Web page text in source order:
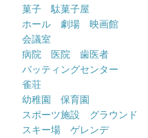
菓子 駄菓子屋
ホール 劇場 映画館
会議室
病院 医院 歯医者
バッティングセンター
雀荘
幼稚園 保育園
スポーツ施設 グラウンド
スキー場 ゲレンデ